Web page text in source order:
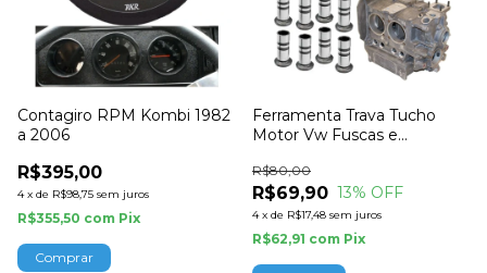
Contagiro RPM Kombi 1982
a 2006
R$395,00
4 x de R$98,75 sem juros
R$355,50 com Pix
Ferramenta Trava Tucho
Motor Vw Fuscas e
R$69,90
R$80,00
13% OFF
4 x de R$17,48 sem juros
R$62,91 com Pix